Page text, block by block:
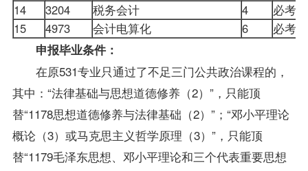
14
3204 税务会计 4
必考
15
4973 会计电算化 6
必考
申报毕业条件：
在原531专业只通过了不足三门公共政治课程的，
其中：“法律基础与思想道德修养（2）”，只能顶
替“1178思想道德修养与法律基础（2）”；“邓小平理论
概论（3）或马克思主义哲学原理（3）”，只能顶
替“1179毛泽东思想、邓小平理论和三个代表重要思想